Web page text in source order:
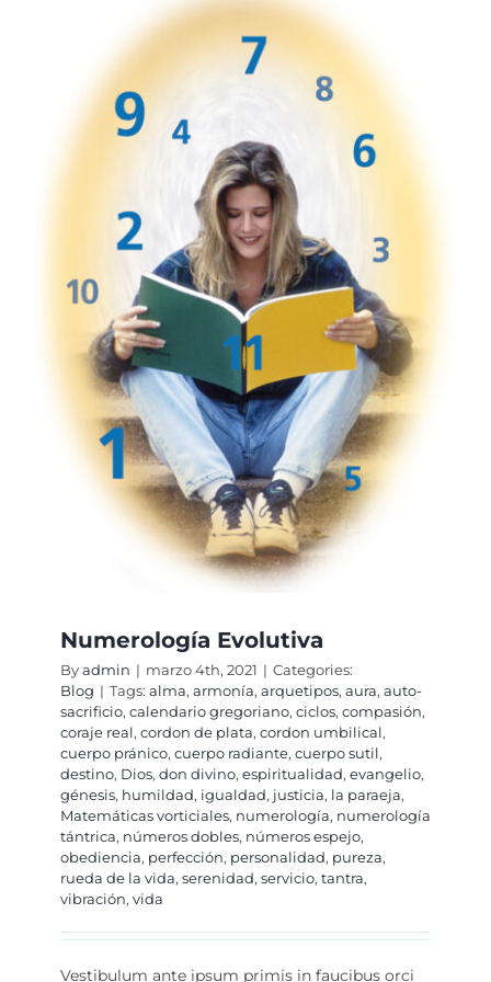
Acerca de mí
Numerología Evolutiva
Byadmin | marzo 4th, 2021 | Categories:
Blog | Tags: alma, armonía, arquetipos, aura, auto-
sacrificio, calendario gregoriano, ciclos, compasión,
coraje real, cordon de plata, cordon umbilical,
cuerpo pránico, cuerpo radiante, cuerpo sutil,
destino, Dios, don divino, espiritualidad, evangelio,
génesis, humildad, igualdad, justicia, la paraeja,
Matemáticas vorticiales, numerología, numerología
tántrica, números dobles, números espejo,
obediencia, perfección, personalidad, pureza,
rueda de la vida, serenidad, servicio, tantra,
vibración, vida
Vestibulum ante ipsum primis in faucibus orci